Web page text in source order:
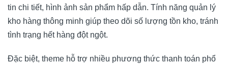
tin chi tiết, hình ảnh sản phẩm hấp dẫn. Tính năng quản lý
kho hàng thông minh giúp theo dõi số lượng tồn kho, tránh
tình trạng hết hàng đột ngột.
Đặc biệt, theme hỗ trợ nhiều phương thức thanh toán phổ